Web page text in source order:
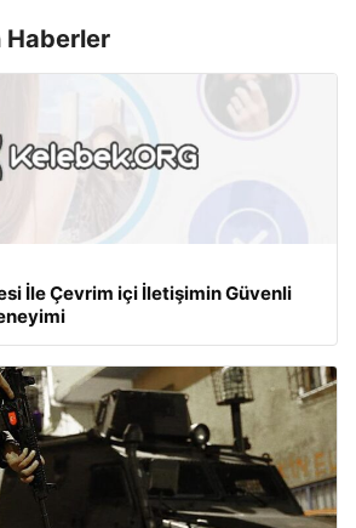
Haberler
İle Çevrim içi İletişimin Güvenli